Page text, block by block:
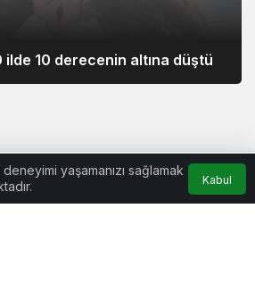
ilde 10 derecenin altına düştü
yaşamanızı sağlamak
Kabul